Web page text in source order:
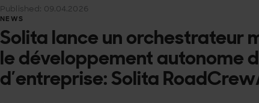
Published: 09.04.2026
NEWS
Solita lance un orchestrateur
le développement autonome
d’entreprise: Solita